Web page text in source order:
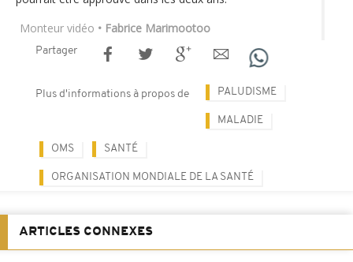
Monteur vidéo • Fabrice Marimootoo
Partager
Plus d'informations à propos de PALUDISME
MALADIE
OMS SANTÉ
ORGANISATION MONDIALE DE LA SANTÉ
ARTICLES CONNEXES